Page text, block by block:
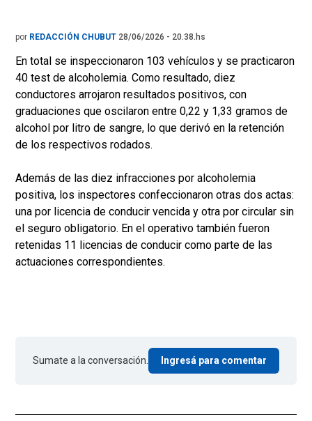
por REDACCIÓN CHUBUT 28/06/2026 - 20.38.hs
En total se inspeccionaron 103 vehículos y se practicaron
40 test de alcoholemia. Como resultado, diez
conductores arrojaron resultados positivos, con
graduaciones que oscilaron entre 0,22 y 1,33 gramos de
alcohol por litro de sangre, lo que derivó en la retención
de los respectivos rodados.
Además de las diez infracciones por alcoholemia
positiva, los inspectores confeccionaron otras dos actas:
una por licencia de conducir vencida y otra por circular sin
el seguro obligatorio. En el operativo también fueron
retenidas 11 licencias de conducir como parte de las
actuaciones correspondientes.
Sumate a la conversación. Ingresá para comentar